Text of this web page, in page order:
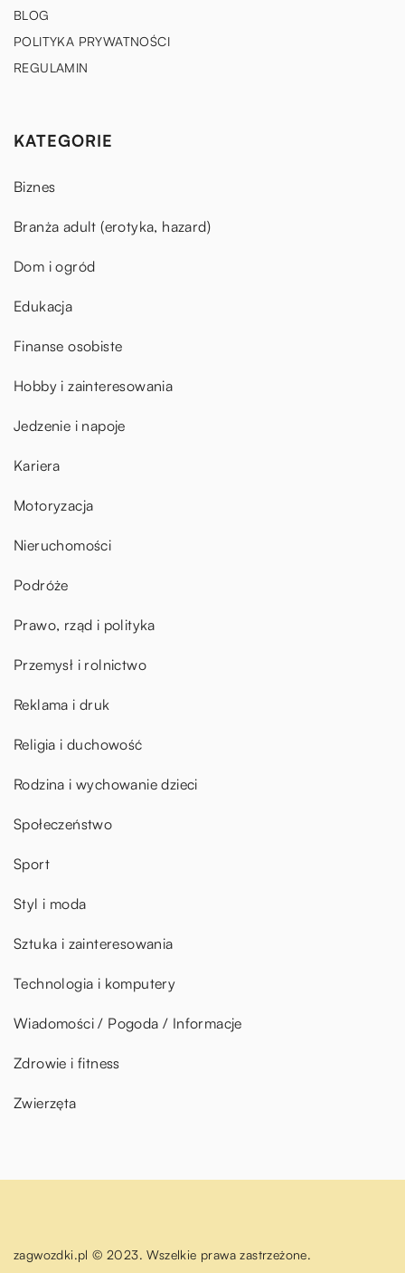
BLOG
POLITYKA PRYWATNOŚCI
REGULAMIN
KATEGORIE
Biznes
Branża adult (erotyka, hazard)
Dom i ogród
Edukacja
Finanse osobiste
Hobby i zainteresowania
Jedzenie i napoje
Kariera
Motoryzacja
Nieruchomości
Podróże
Prawo, rząd i polityka
Przemysł i rolnictwo
Reklama i druk
Religia i duchowość
Rodzina i wychowanie dzieci
Społeczeństwo
Sport
Styl i moda
Sztuka i zainteresowania
Technologia i komputery
Wiadomości / Pogoda / Informacje
Zdrowie i fitness
Zwierzęta
zagwozdki.pl © 2023. Wszelkie prawa zastrzeżone.